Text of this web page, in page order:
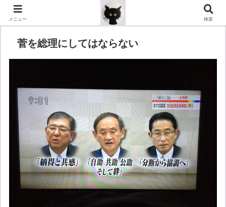
菅を総理にしてはならない
メニュー 検索